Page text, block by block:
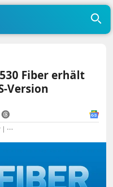
Fiber erhält
Version
| ⋯